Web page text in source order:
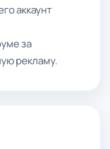
аккаунт
за
рекламу.